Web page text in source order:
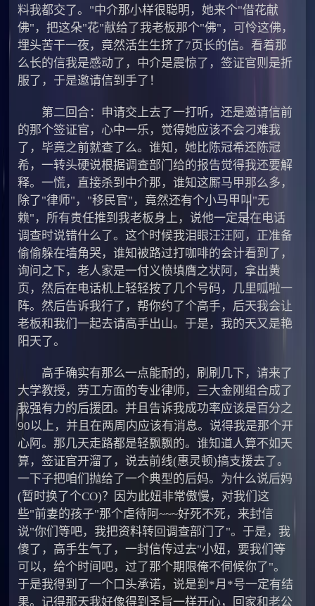
料我都交了。"中介那小样很聪明，她来个"借花献
佛"，把这朵"花"献给了我老板那个"佛"，可怜这佛，
埋头苦干一夜，竟然活生生挤了7页长的信。看着那
么长的信我是感动了，中介是震惊了，签证官则是折
服了，于是邀请信到手了！
第二回合：申请交上去了一打听，还是邀请信前
的那个签证官，心中一乐，觉得她应该不会刁难我
了，毕竟之前就查了么。谁知，她比陈冠希还陈冠
希，一转头硬说根据调查部门给的报告觉得我还要解
释。一慌，直接杀到中介那，谁知这厮马甲那么多，
除了"律师"，"移民官"，竟然还有个小马甲叫"无
赖"，所有责任推到我老板身上，说他一定是在电话
调查时说错什么了。这个时候我泪眼汪汪阿，正准备
偷偷躲在墙角哭，谁知被路过打咖啡的会计看到了，
询问之下，老人家是一付义愤填膺之状阿，拿出黄
页，然后在电话机上轻轻按了几个号码，几里呱啦一
阵。然后告诉我行了，帮你约了个高手，后天我会让
老板和我们一起去请高手出山。于是，我的天又是艳
阳天了。
高手确实有那么一点能耐的，刷刷几下，请来了
大学教授，劳工方面的专业律师，三大金刚组合成了
我强有力的后援团。并且告诉我成功率应该是百分之
90以上，并且在两周内应该有消息。说得我是那个开
心阿。那几天走路都是轻飘飘的。谁知道人算不如天
算，签证官开溜了，说去前线(惠灵顿)搞支援去了。
一下子把咱们抛给了一个典型的后妈。为什么说后妈
(暂时换了个CO)？因为此妞非常傲慢，对我们这
些"前妻的孩子"那个虐待阿~~~好死不死，来封信
说"你们等吧，我把资料转回调查部门了"。于是，我
傻了，高手生气了，一封信传过去"小妞，要我们等
可以，给个时间吧，过了那个期限俺不伺候你了"。
于是我得到了一个口头承诺，说是到*月*号一定有结
果。记得那天我好像得到圣旨一样开心，回家和老公